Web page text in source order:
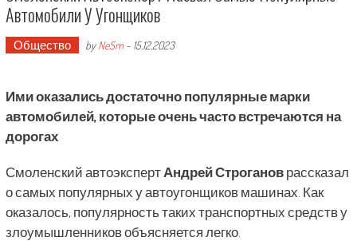
Автомобили У Угонщиков
Общество byNeSm- 15.12.2023
Ими оказались достаточно популярные марки
автомобилей, которые очень часто встречаются на
дорогах
Смоленский автоэкспертАндрей Строгановрассказал
о самых популярных у автоугонщиков машинах. Как
оказалось, популярность таких транспортных средств у
злоумышленников объясняется легко.